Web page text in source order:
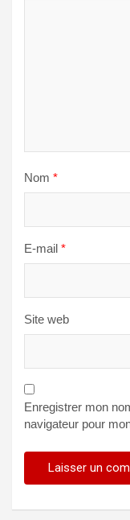
Nom *
E-mail *
Site web
Enregistrer mon
navigateur pour